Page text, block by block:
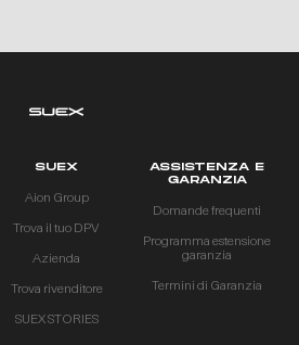
SUEX
Aion Group
Trova il tuo DPV
Azienda
Trova rivenditore
SUEX STORIES
ASSISTENZA E
GARANZIA
Domande frequenti
Programma estensione
garanzia
Termini di Garanzia